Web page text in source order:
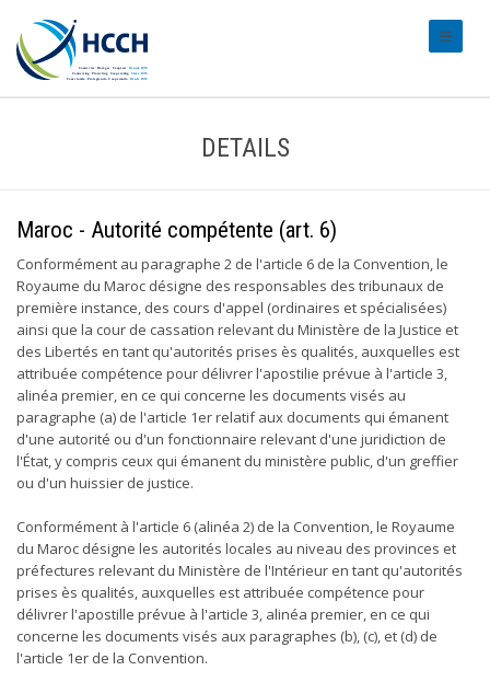
DETAILS
Maroc - Autorité compétente (art. 6)
Conformément au paragraphe 2 de l'article 6 de la Convention, le
Royaume du Maroc désigne des responsables des tribunaux de
première instance, des cours d'appel (ordinaires et spécialisées)
ainsi que la cour de cassation relevant du Ministère de la Justice et
des Libertés en tant qu'autorités prises ès qualités, auxquelles est
attribuée compétence pour délivrer l'apostilie prévue à l'article 3,
alinéa premier, en ce qui concerne les documents visés au
paragraphe (a) de l'article 1er relatif aux documents qui émanent
d'une autorité ou d'un fonctionnaire relevant d'une juridiction de
l'État, y compris ceux qui émanent du ministère public, d'un greffier
ou d'un huissier de justice.
Conformément à l'article 6 (alinéa 2) de la Convention, le Royaume
du Maroc désigne les autorités locales au niveau des provinces et
préfectures relevant du Ministère de l'Intérieur en tant qu'autorités
prises ès qualités, auxquelles est attribuée compétence pour
délivrer l'apostille prévue à l'article 3, alinéa premier, en ce qui
concerne les documents visés aux paragraphes (b), (c), et (d) de
l'article 1er de la Convention.